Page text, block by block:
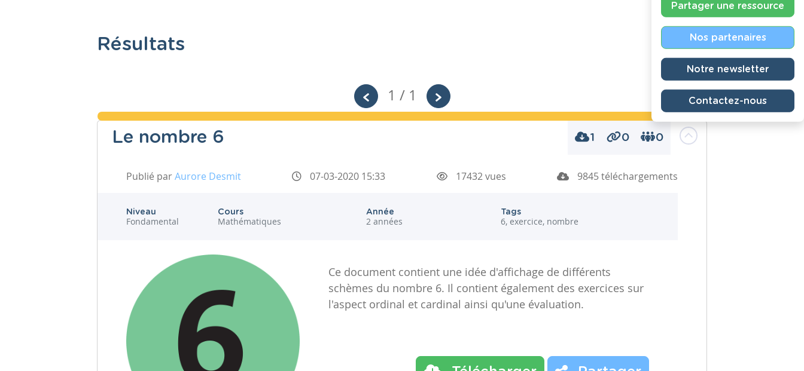
Résultats
1 / 1
Le nombre 6 1 0 0
Publié parAurore Desmit 07-03-2020 15:33 17432 vues 9845 téléchargements
Niveau
Fondamental
Cours
Mathématiques
Année
2 années
Tags
6, exercice, nombre
Ce document contient une idée d'affichage de différents
schèmes du nombre 6. Il contient également des exercices sur
l'aspect ordinal et cardinal ainsi qu'une évaluation.
Partager une ressource
Nos partenaires
Notre newsletter
Contactez-nous